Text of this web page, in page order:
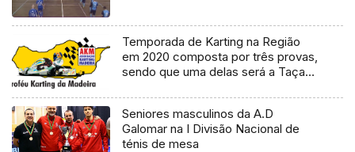
Temporada de Karting na Região
em 2020 composta por três provas,
sendo que uma delas será a Taça
Seniores masculinos da A.D
Galomar na I Divisão Nacional de
ténis de mesa